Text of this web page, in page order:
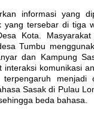
informasi yang
yang tersebar di tiga
Kota.
Tumbu
dan Kampung
interaksi komunikasi
terpengaruh
Sasak di Pulau
beda bahasa.